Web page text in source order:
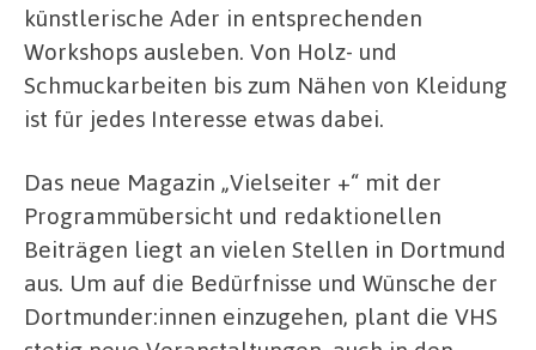
künstlerische Ader in entsprechenden
Workshops ausleben. Von Holz- und
Schmuckarbeiten bis zum Nähen von Kleidung
ist für jedes Interesse etwas dabei.
Das neue Magazin „Vielseiter +“ mit der
Programmübersicht und redaktionellen
Beiträgen liegt an vielen Stellen in Dortmund
aus. Um auf die Bedürfnisse und Wünsche der
Dortmunder:innen einzugehen, plant die VHS